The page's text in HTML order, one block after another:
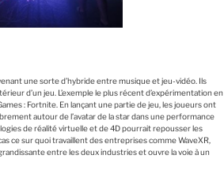
une sorte d’hybride entre musique et jeu-vidéo. Ils
d’un jeu. L’exemple le plus récent d’expérimentation en
: Fortnite. En lançant une partie de jeu, les joueurs ont
autour de l’avatar de la star dans une performance
de réalité virtuelle et de 4D pourrait repousser les
ce sur quoi travaillent des entreprises comme WaveXR,
entre les deux industries et ouvre la voie à un